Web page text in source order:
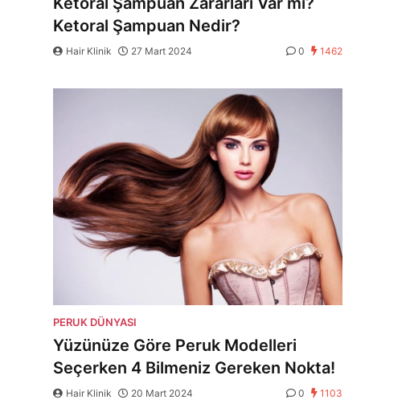
Ketoral Şampuan Nedir?
Hair Klinik 27 Mart 2024 0 1462
PERUK DÜNYASI
Yüzünüze Göre Peruk Modelleri
Seçerken 4 Bilmeniz Gereken Nokta!
Hair Klinik 20 Mart 2024 0 1103